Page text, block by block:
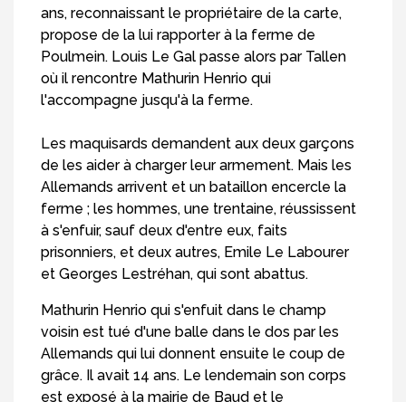
ans, reconnaissant le propriétaire de la carte,
propose de la lui rapporter à la ferme de
Poulmein. Louis Le Gal passe alors par Tallen
où il rencontre Mathurin Henrio qui
l'accompagne jusqu'à la ferme.
Les maquisards demandent aux deux garçons
de les aider à charger leur armement. Mais les
Allemands arrivent et un bataillon encercle la
ferme ; les hommes, une trentaine, réussissent
à s'enfuir, sauf deux d'entre eux, faits
prisonniers, et deux autres, Emile Le Labourer
et Georges Lestréhan, qui sont abattus.
Mathurin Henrio qui s'enfuit dans le champ
voisin est tué d'une balle dans le dos par les
Allemands qui lui donnent ensuite le coup de
grâce. Il avait 14 ans. Le lendemain son corps
est exposé à la mairie de Baud et le